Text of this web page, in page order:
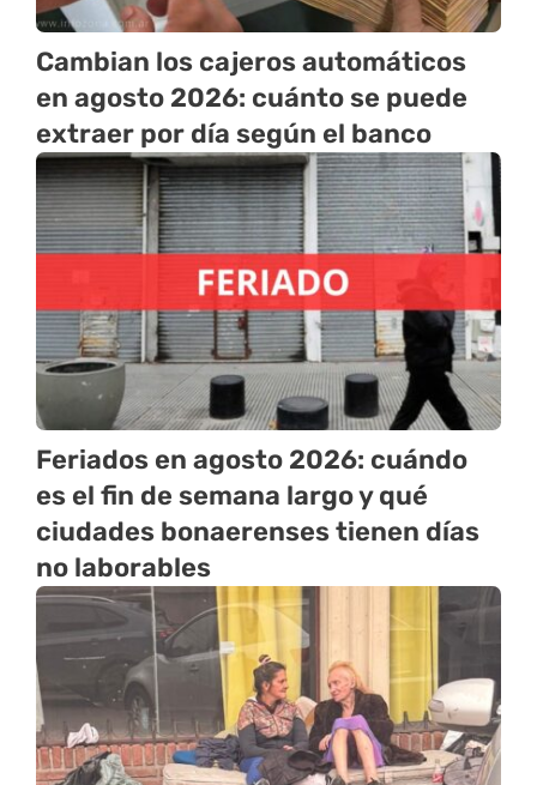
Cambian los cajeros automáticos
en agosto 2026: cuánto se puede
extraer por día según el banco
Feriados en agosto 2026: cuándo
es el fin de semana largo y qué
ciudades bonaerenses tienen días
no laborables